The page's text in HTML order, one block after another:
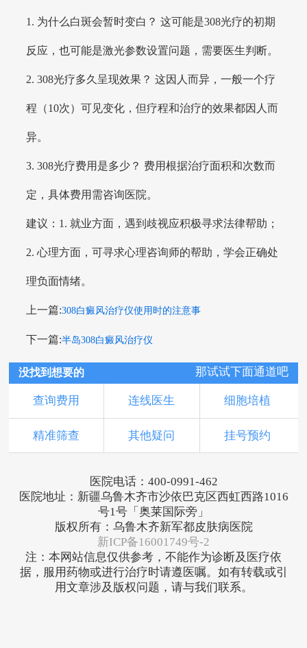
1. 为什么白斑会暂时变白？ 这可能是308光疗的初期
反应，也可能是激光参数设置问题，需要医生判断。
2. 308光疗多久呈现效果？ 这因人而异，一般一个疗
程（10次）可见变化，但疗程和治疗的效果都因人而
异。
3. 308光疗费用是多少？ 费用根据治疗面积和次数而
定，具体费用需咨询医院。
建议：1. 就业方面，遇到歧视应积极寻求法律帮助；
2. 心理方面，可寻求心理咨询师的帮助，学会正确处
理负面情绪。
上一篇:308白癜风治疗仪使用时的注意事
下一篇:半岛308白癜风治疗仪
没找到想要的 那试试下面通道吧
查询费用 连线医生 细胞培植
精准筛查 其他疑问 挂号预约
医院电话：400-0991-462
医院地址：新疆乌鲁木齐市沙依巴克区西虹西路1016
号1号「奥莱国际旁」
版权所有：乌鲁木齐新军都皮肤病医院
新ICP备16001749号-2
注：本网站信息仅供参考，不能作为诊断及医疗依
据，服用药物或进行治疗时请遵医嘱。如有转载或引
用文章涉及版权问题，请与我们联系。